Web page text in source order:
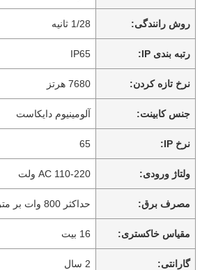
روش رانندگی: 1/28 ثانیه
رتبه بندی IP: IP65
نرخ تازه کردن: 7680 هرتز
جنس کابینت: آلومینیوم دایکاست
نرخ IP: 65
ولتاژ ورودی: AC 110-220 ولت
مصرف برق: حداکثر 800 وات بر متر مربع
مقیاس خاکستری: 16 بیت
گارانتی: 2 سال